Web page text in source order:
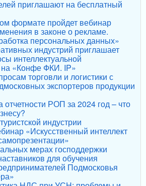
приглашают на бесплатный
формате пройдет вебинар
в законе о рекламе.
персональных данных»
индустрий приглашает
интеллектуальной
на «Конфе ФКИ. IP»
торговли и логистики с
экспортеров продукции
РОП за 2024 год – что
индустрии
«Искусственный интеллект
мерах господдержки
для обучения
Подмосковья